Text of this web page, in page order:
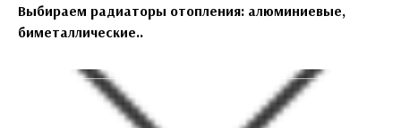
Выбираем радиаторы отопления: алюминиевые,
биметаллические..